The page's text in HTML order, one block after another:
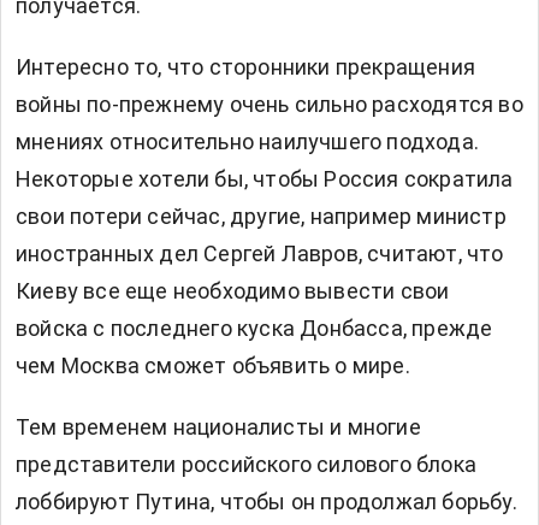
получается.
Интересно то, что сторонники прекращения
войны по-прежнему очень сильно расходятся во
мнениях относительно наилучшего подхода.
Некоторые хотели бы, чтобы Россия сократила
свои потери сейчас, другие, например министр
иностранных дел Сергей Лавров, считают, что
Киеву все еще необходимо вывести свои
войска с последнего куска Донбасса, прежде
чем Москва сможет объявить о мире.
Тем временем националисты и многие
представители российского силового блока
лоббируют Путина, чтобы он продолжал борьбу.